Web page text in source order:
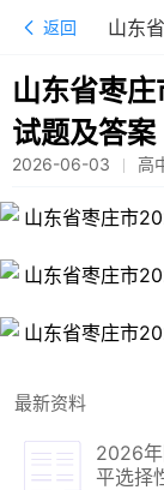
返回
山东省枣
试题及答案
2026-06-03 高
最新资料
2026
平选择